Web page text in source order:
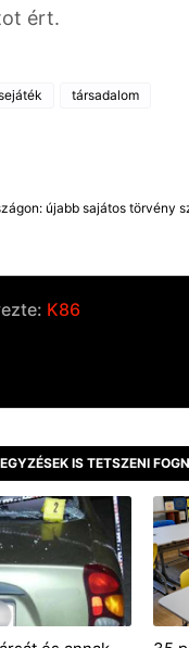
ért.
társadalom
újabb sajátos törvény
K86
IS TETSZENI